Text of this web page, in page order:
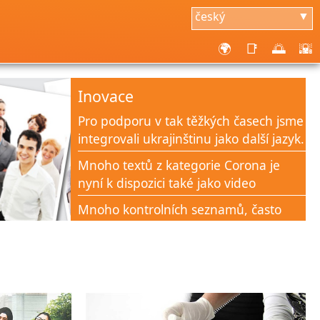
český ▼
🌍 📑 🌅 🌇
Inovace
Pro podporu v tak těžkých časech jsme
integrovali ukrajinštinu jako další jazyk.
Mnoho textů z kategorie Corona je
nyní k dispozici také jako video
Mnoho kontrolních seznamů, často
podporu všech lidí v této době krize